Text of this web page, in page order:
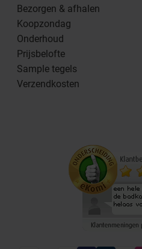
Bezorgen & afhalen
Koopzondag
Onderhoud
Prijsbelofte
Sample tegels
Verzendkosten